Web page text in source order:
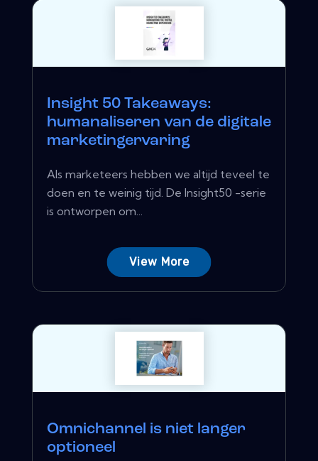
Insight 50 Takeaways:
humanaliseren van de digitale
marketingervaring
Als marketeers hebben we altijd teveel te
doen en te weinig tijd. De Insight50 -serie
is ontworpen om...
View More
Omnichannel is niet langer
optioneel